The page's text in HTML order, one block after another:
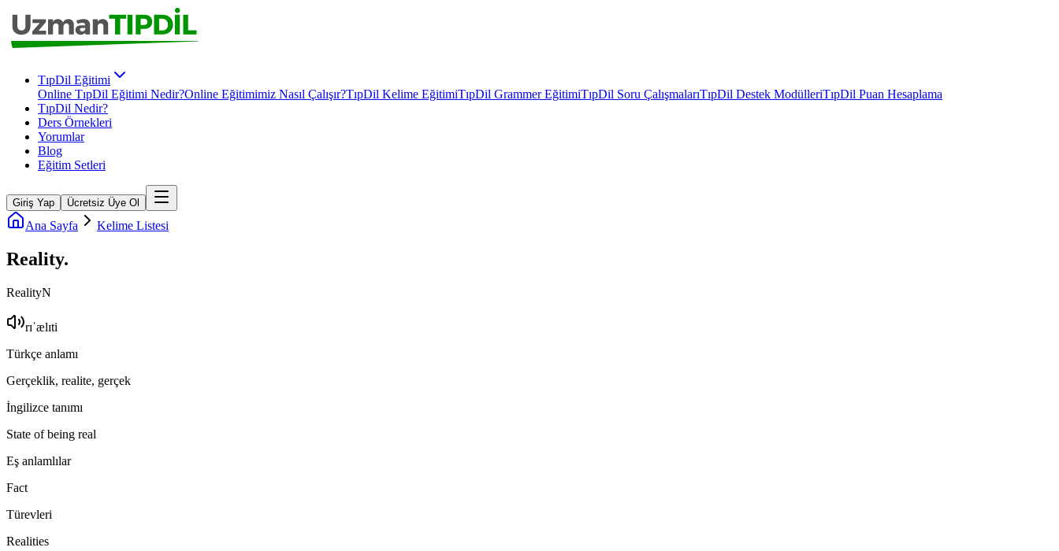
TıpDil Eğitimi
Online TıpDil Eğitimi Nedir?Online Eğitimimiz Nasıl Çalışır?TıpDil Kelime EğitimiTıpDil Grammer EğitimiTıpDil Soru ÇalışmalarıTıpDil Destek ModülleriTıpDil Puan Hesaplama
TıpDil Nedir?
Ders Örnekleri
Yorumlar
Blog
Eğitim Setleri
Giriş Yap Ücretsiz Üye Ol
Ana Sayfa Kelime Listesi
Reality.
RealityN
rɪˈælɪti
Türkçe anlamı
Gerçeklik, realite, gerçek
İngilizce tanımı
State of being real
Eş anlamlılar
Fact
Türevleri
Realities